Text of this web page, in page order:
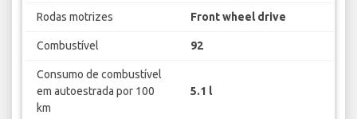
Rodas motrizes Front wheel drive
Combustível 92
Consumo de combustível
em autoestrada por 100
km
5.1 l